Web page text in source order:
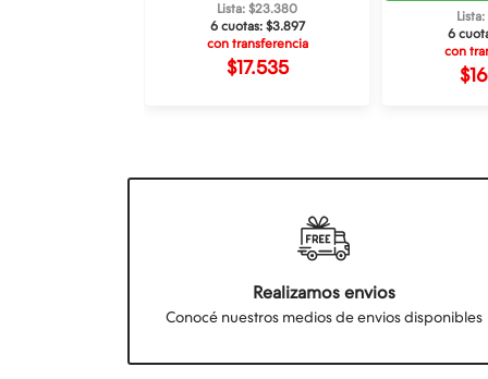
Lista: $23.380
6 cuotas: $3.897
con transferencia
$17.535
6
con
Realizamos envios
Conocé nuestros medios de envios disponibles